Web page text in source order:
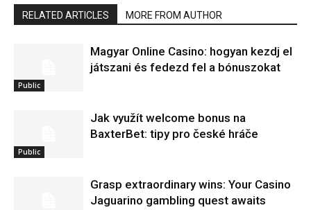
RELATED ARTICLES MORE FROM AUTHOR
Public
Magyar Online Casino: hogyan kezdj el
játszani és fedezd fel a bónuszokat
Public
Jak využít welcome bonus na
BaxterBet: tipy pro české hráče
Grasp extraordinary wins: Your Casino
Jaguarino gambling quest awaits